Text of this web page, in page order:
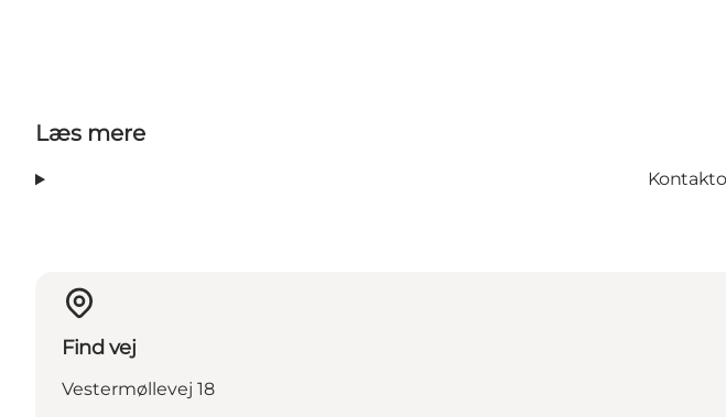
Læs mere
Find vej
Vestermøllevej 18